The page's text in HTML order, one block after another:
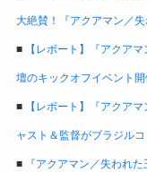
大絶賛！『アクアマン／
■ 【レポート】『アクア
壇のキックオフイベント開
■ 【レポート】『アクア
ャスト＆監督がブラジルコ
■ 『アクアマン／失われ